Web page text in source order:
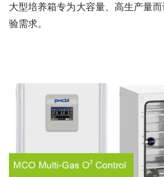
大型培养箱专为大容量、高生产量
验需求。